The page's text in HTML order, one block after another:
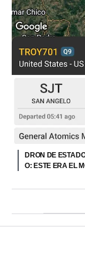
DRON DE
O: ESTE ERA EL